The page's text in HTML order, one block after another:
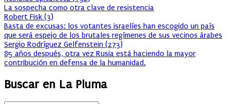
La sospecha como otra clave de resistencia
Robert Fisk (3)
Basta de excusas: los votantes israelíes han escogido un país
que será espejo de los brutales regímenes de sus vecinos árabes
Sergio Rodríguez Gelfenstein (273)
85 años después, otra vez Rusia está haciendo la mayor
contribución en defensa de la humanidad.
Buscar en La Pluma